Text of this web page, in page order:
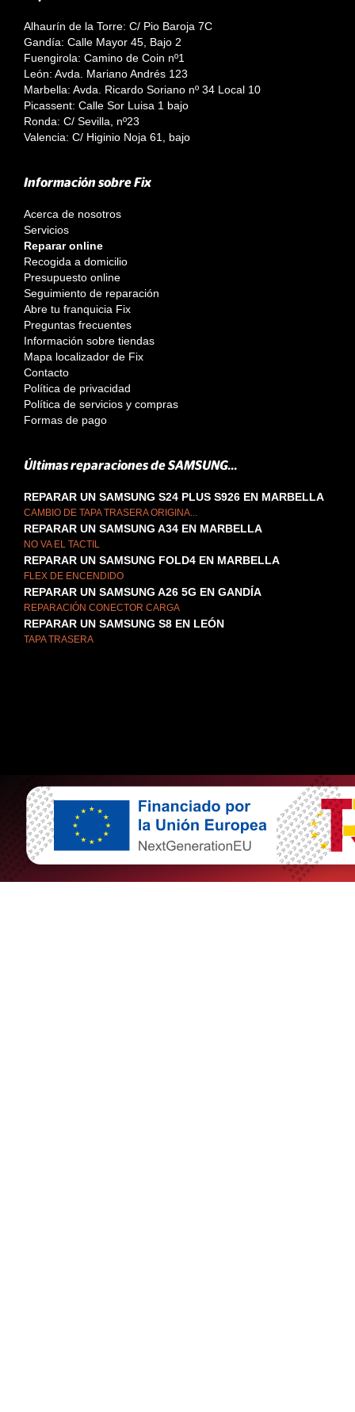
Alhaurín de la Torre: C/ Pio Baroja 7C
Gandía: Calle Mayor 45, Bajo 2
Fuengirola: Camino de Coin nº1
León: Avda. Mariano Andrés 123
Marbella: Avda. Ricardo Soriano nº 34 Local 10
Picassent: Calle Sor Luisa 1 bajo
Ronda: C/ Sevilla, nº23
Valencia: C/ Higinio Noja 61, bajo
Información sobre Fix
Acerca de nosotros
Servicios
Reparar online
Recogida a domicilio
Presupuesto online
Seguimiento de reparación
Abre tu franquicia Fix
Preguntas frecuentes
Información sobre tiendas
Mapa localizador de Fix
Contacto
Política de privacidad
Política de servicios y compras
Formas de pago
Últimas reparaciones de SAMSUNG...
REPARAR UN SAMSUNG S24 PLUS S926 EN MARBELLA
CAMBIO DE TAPA TRASERA ORIGINA...
REPARAR UN SAMSUNG A34 EN MARBELLA
NO VA EL TACTIL
REPARAR UN SAMSUNG FOLD4 EN MARBELLA
FLEX DE ENCENDIDO
REPARAR UN SAMSUNG A26 5G EN GANDÍA
REPARACIÓN CONECTOR CARGA
REPARAR UN SAMSUNG S8 EN LEÓN
TAPA TRASERA